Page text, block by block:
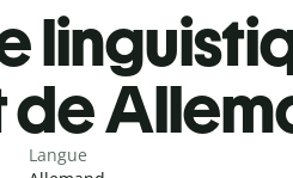
de
Langue